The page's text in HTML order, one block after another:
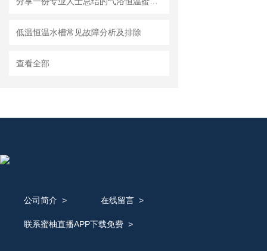
低温恒温水槽常见故障分析及排除
查看全部
公司简介 > 在线留言>
联系蜜柚直播APP下载免费>